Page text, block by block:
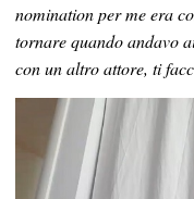
nomination per me era
tornare quando andavo
con un altro attore, ti